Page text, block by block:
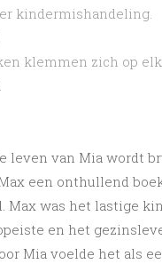
kindermishandeling.
klemmen zich op
leven van Mia wordt
een onthullend
Max was het lastige
en het
Mia voelde het als